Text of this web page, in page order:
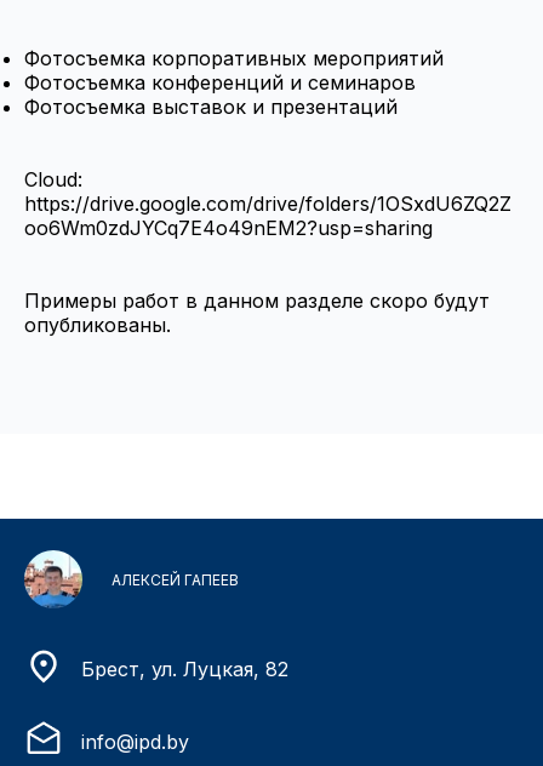
Фотосъемка корпоративных мероприятий
Фотосъемка конференций и семинаров
Фотосъемка выставок и презентаций
Cloud:
https://drive.google.com/drive/folders/1OSxdU6ZQ2Z
oo6Wm0zdJYCq7E4o49nEM2?usp=sharing
Примеры работ в данном разделе скоро будут
опубликованы.
АЛЕКСЕЙ ГАПЕЕВ
Брест, ул. Луцкая, 82
info@ipd.by